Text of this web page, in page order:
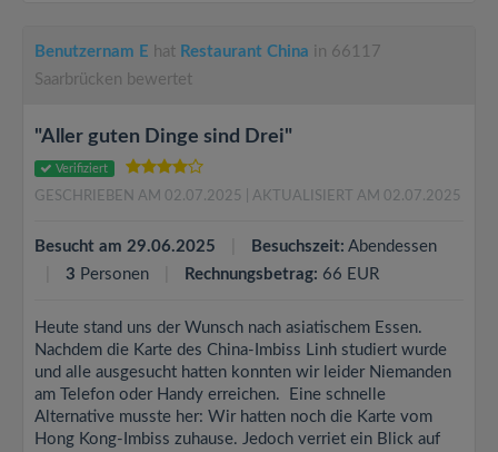
Benutzernam E hat Restaurant China in 66117
Saarbrücken bewertet
"Aller guten Dinge sind Drei"
Verifiziert
GESCHRIEBEN AM 02.07.2025 | AKTUALISIERT AM 02.07.2025
Besucht am 29.06.2025 Besuchszeit: Abendessen
3 Personen Rechnungsbetrag: 66 EUR
Heute stand uns der Wunsch nach asiatischem Essen.
Nachdem die Karte des China-Imbiss Linh studiert wurde
und alle ausgesucht hatten konnten wir leider Niemanden
am Telefon oder Handy erreichen. Eine schnelle
Alternative musste her: Wir hatten noch die Karte vom
Hong Kong-Imbiss zuhause. Jedoch verriet ein Blick auf